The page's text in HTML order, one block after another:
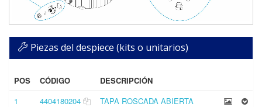
Piezas del despiece (kits o unitarios)
POS CÓDIGO
DESCRIPCIÓN
1
4404180204
TAPA ROSCADA ABIERTA